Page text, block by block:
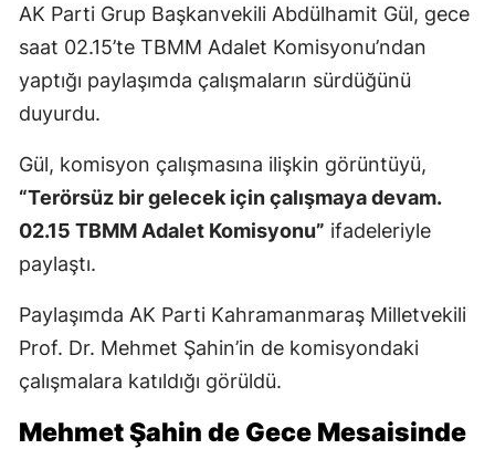
AK Parti Grup Başkanvekili Abdülhamit Gül, gece
saat 02.15’te TBMM Adalet Komisyonu’ndan
yaptığı paylaşımda çalışmaların sürdüğünü
duyurdu.
Gül, komisyon çalışmasına ilişkin görüntüyü,
“Terörsüz bir gelecek için çalışmaya devam.
02.15 TBMM Adalet Komisyonu” ifadeleriyle
paylaştı.
Paylaşımda AK Parti Kahramanmaraş Milletvekili
Prof. Dr. Mehmet Şahin’in de komisyondaki
çalışmalara katıldığı görüldü.
Mehmet Şahin de Gece Mesaisinde